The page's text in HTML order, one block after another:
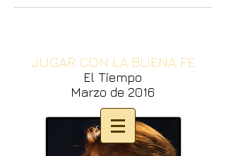
JUGAR CON LA BUENA FE
El Tiempo
Marzo de 2016